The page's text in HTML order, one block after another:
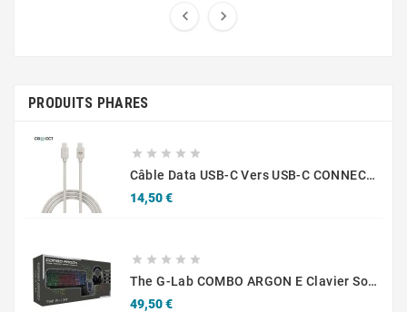
 
PRODUITS PHARES
    
Câble Data USB-C Vers USB-C CONNECT MC-CCB10 Eco-Friendly 60W (1m) Beige
14,50 €Prix
    
The G-Lab COMBO ARGON E Clavier Souris Incluse Gaming USB AZERTY Français Noir
49,50 €Prix